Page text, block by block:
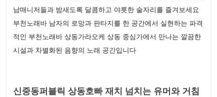
남매니저들과 밤새도록 달콤하고 야릇한 술자리를 즐겨보세요
부천노래바 남자의 로망과 판타지를 한 공간에서 실현하는 파격
적인 부천노래바 상동가라오케 상동 중심가에서 만나는 깔끔한
시설과 차별화된 음향의 노래 공간입니다
신중동퍼블릭 상동호빠 재치 넘치는 유머와 거침